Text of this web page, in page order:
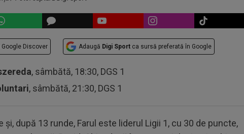
Google Discover Adaugă Digi Sport ca sursă preferată în Google
, sâmbătă, 18:30, DGS 1
, sâmbătă, 21:30, DGS 1
și, după 13 runde, Farul este liderul Ligii 1, cu 30 de puncte,